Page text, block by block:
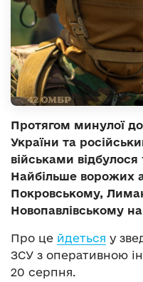
Протягом минулої
України та
військами відбулося
Найбільше ворожих
Покровському,
Новопавлівському
Про це йдеться у
ЗСУ з оперативною
20 серпня.